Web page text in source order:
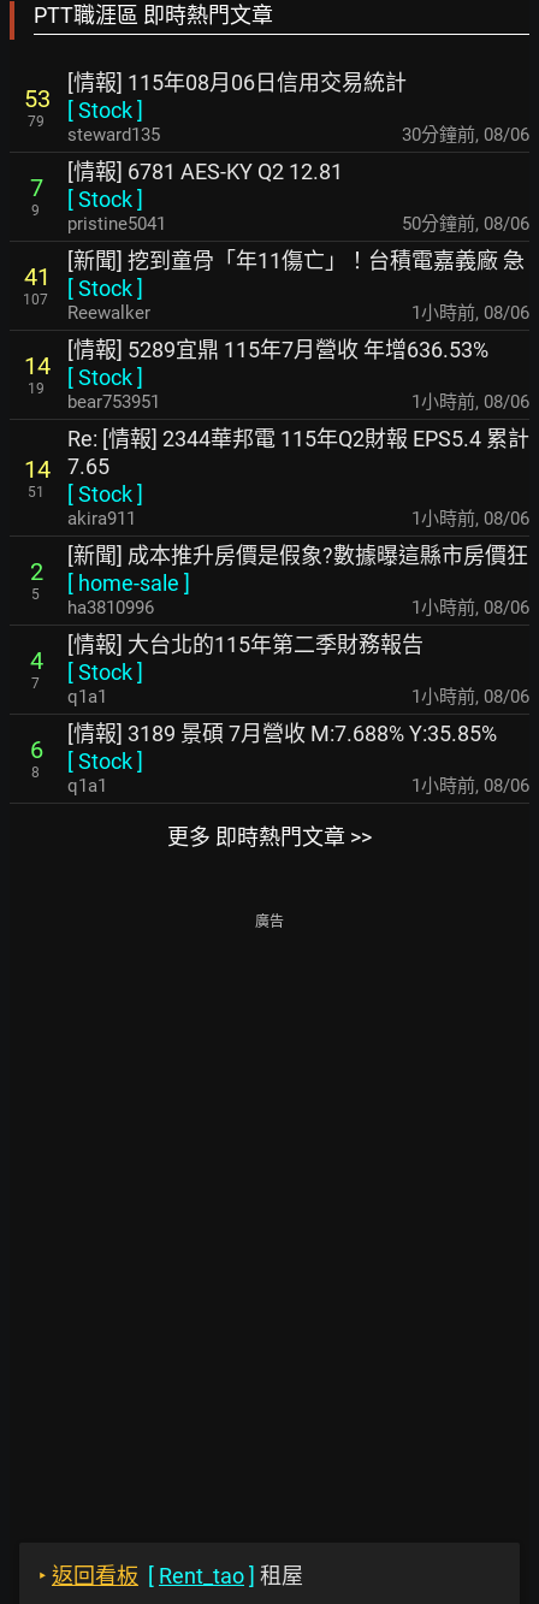
PTT職涯區 即時熱門文章
53
79
[情報] 115年08月06日信用交易統計
[Stock]
steward135 30分鐘前, 08/06
7
9
[情報] 6781 AES-KY Q2 12.81
[Stock]
pristine5041 50分鐘前, 08/06
41
107
[新聞] 挖到童骨「年11傷亡」！台積電嘉義廠 急
[Stock]
Reewalker 1小時前, 08/06
14
19
[情報] 5289宜鼎 115年7月營收 年增636.53%
[Stock]
bear753951 1小時前, 08/06
14
51
Re: [情報] 2344華邦電 115年Q2財報 EPS5.4 累計
7.65
[Stock]
akira911 1小時前, 08/06
2
5
[新聞] 成本推升房價是假象?數據曝這縣市房價狂
[ home-sale ]
ha3810996 1小時前, 08/06
4
7
[情報] 大台北的115年第二季財務報告
[Stock]
q1a1 1小時前, 08/06
6
8
[情報] 3189 景碩 7月營收 M:7.688% Y:35.85%
[Stock]
q1a1 1小時前, 08/06
更多 即時熱門文章 >>
廣告
‣ 返回看板 [ Rent_tao] 租屋